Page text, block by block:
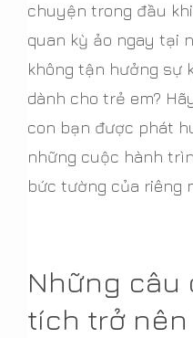
chuyện trong đầu
quan kỳ ảo ngay tại
không tận hưởng sự
dành cho trẻ em?
con bạn được phát
những cuộc hành
bức tường của riêng
Những câu
tích trở